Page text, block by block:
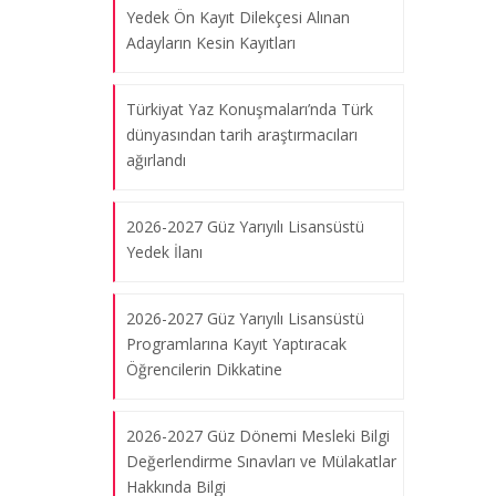
Yedek Ön Kayıt Dilekçesi Alınan
Adayların Kesin Kayıtları
Türkiyat Yaz Konuşmaları’nda Türk
dünyasından tarih araştırmacıları
ağırlandı
2026-2027 Güz Yarıyılı Lisansüstü
Yedek İlanı
2026-2027 Güz Yarıyılı Lisansüstü
Programlarına Kayıt Yaptıracak
Öğrencilerin Dikkatine
2026-2027 Güz Dönemi Mesleki Bilgi
Değerlendirme Sınavları ve Mülakatlar
Hakkında Bilgi